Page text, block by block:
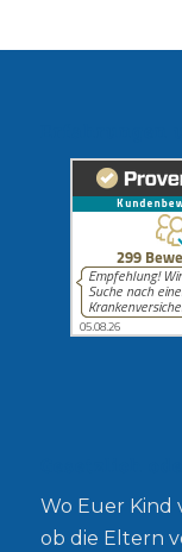
Wo Euer Kind
ob die Eltern